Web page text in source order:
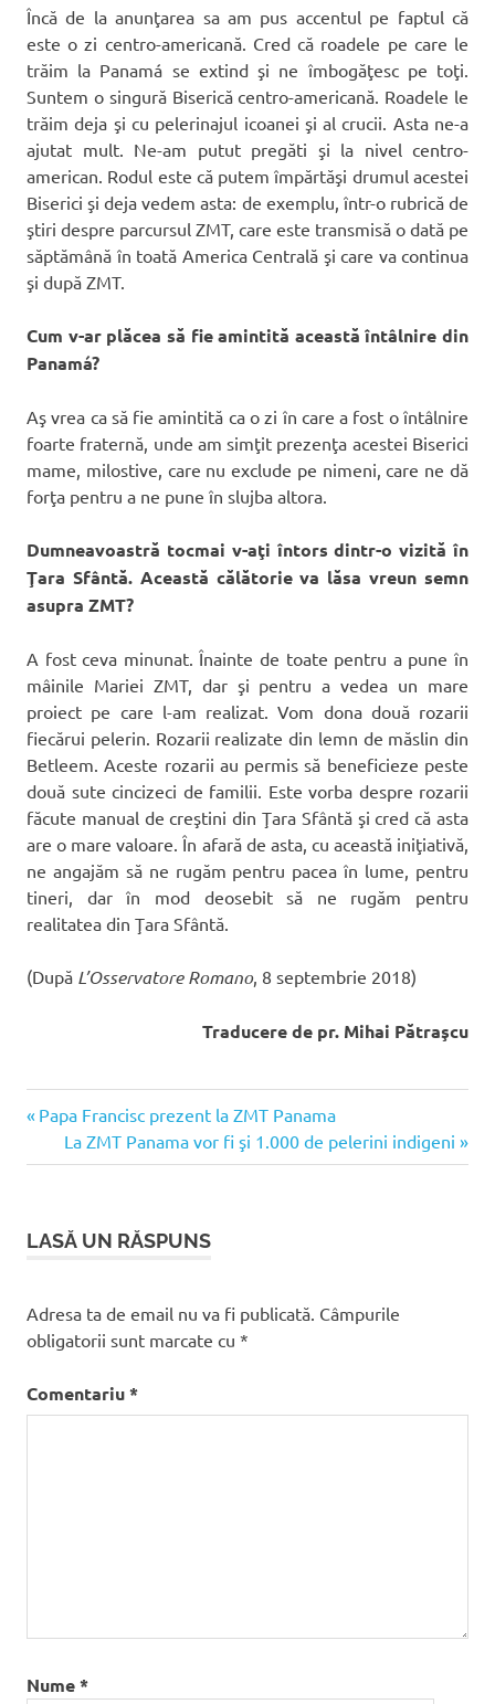
Încă de la anunţarea sa am pus accentul pe faptul că
este o zi centro-americană. Cred că roadele pe care le
trăim la Panamá se extind şi ne îmbogăţesc pe toţi.
Suntem o singură Biserică centro-americană. Roadele le
trăim deja şi cu pelerinajul icoanei şi al crucii. Asta ne-a
ajutat mult. Ne-am putut pregăti şi la nivel centro-
american. Rodul este că putem împărtăşi drumul acestei
Biserici şi deja vedem asta: de exemplu, într-o rubrică de
ştiri despre parcursul ZMT, care este transmisă o dată pe
săptămână în toată America Centrală şi care va continua
şi după ZMT.
Cum v-ar plăcea să fie amintită această întâlnire din
Panamá?
Aş vrea ca să fie amintită ca o zi în care a fost o întâlnire
foarte fraternă, unde am simţit prezenţa acestei Biserici
mame, milostive, care nu exclude pe nimeni, care ne dă
forţa pentru a ne pune în slujba altora.
Dumneavoastră tocmai v-aţi întors dintr-o vizită în
Ţara Sfântă. Această călătorie va lăsa vreun semn
asupra ZMT?
A fost ceva minunat. Înainte de toate pentru a pune în
mâinile Mariei ZMT, dar şi pentru a vedea un mare
proiect pe care l-am realizat. Vom dona două rozarii
fiecărui pelerin. Rozarii realizate din lemn de măslin din
Betleem. Aceste rozarii au permis să beneficieze peste
două sute cincizeci de familii. Este vorba despre rozarii
făcute manual de creştini din Ţara Sfântă şi cred că asta
are o mare valoare. În afară de asta, cu această iniţiativă,
ne angajăm să ne rugăm pentru pacea în lume, pentru
tineri, dar în mod deosebit să ne rugăm pentru
realitatea din Ţara Sfântă.
(După L’Osservatore Romano, 8 septembrie 2018)
Traducere de pr. Mihai Pătraşcu
Panama
Navigare
în
Articolul
anterior:
Papa Francisc prezent la ZMT Panama
Articolul
următor:
La ZMT Panama vor fi şi 1.000 de pelerini indigeni
LASĂ UN RĂSPUNS
Adresa ta de email nu va fi publicată. Câmpurile
obligatorii sunt marcate cu *
Comentariu*
Nume*